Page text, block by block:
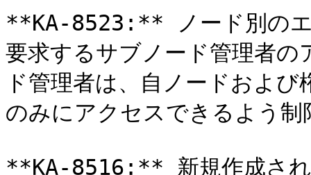
**KA-8523:** ノード別のエ
要求するサブノード管理者の
ド管理者は、自ノードおよ
のみにアクセスできるよう制
**KA-8516:** 新規作成され